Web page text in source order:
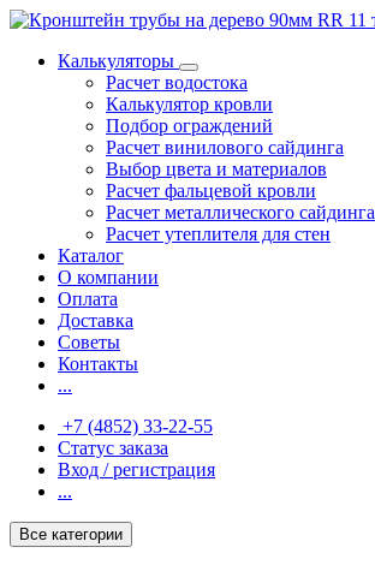
Калькуляторы
Расчет водостока
Калькулятор кровли
Подбор ограждений
Расчет винилового сайдинга
Выбор цвета и материалов
Расчет фальцевой кровли
Расчет металлического сайдинга
Расчет утеплителя для стен
Каталог
О компании
Оплата
Доставка
Советы
Контакты
...
+7 (4852) 33-22-55
Статус заказа
Вход / регистрация
...
Все категории